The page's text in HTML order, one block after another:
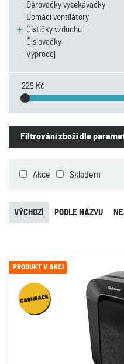
Děrovačky vysekávačky
Domácí ventilátory
Čističky vzduchu
Číslovačky
Výprodej
229 Kč
Filtrování zboží dle
Akce Skladem
PODLE NÁZVU
VÝCHOZÍ
PRODUKT V AKCI